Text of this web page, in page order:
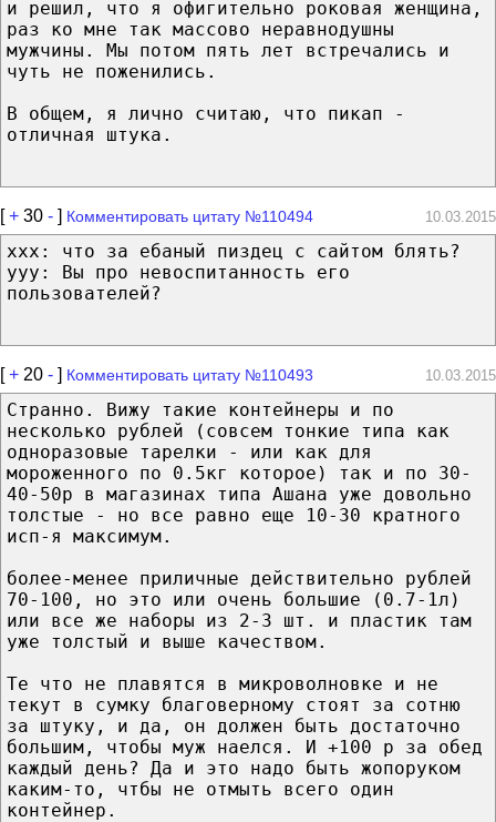
и решил, что я офигительно роковая женщина,
раз ко мне так массово неравнодушны
мужчины. Мы потом пять лет встречались и
чуть не поженились.
В общем, я лично считаю, что пикап -
отличная штука.
[+ 30 - ] Комментировать цитату №110494 10.03.2015
xxx: что за ебаный пиздец с сайтом блять?
ууу: Вы про невоспитанность его
пользователей?
[+ 20 - ] Комментировать цитату №110493 10.03.2015
Странно. Вижу такие контейнеры и по
несколько рублей (совсем тонкие типа как
одноразовые тарелки - или как для
мороженного по 0.5кг которое) так и по 30-
40-50р в магазинах типа Ашана уже довольно
толстые - но все равно еще 10-30 кратного
исп-я максимум.
более-менее приличные действительно рублей
70-100, но это или очень большие (0.7-1л)
или все же наборы из 2-3 шт. и пластик там
уже толстый и выше качеством.
Те что не плавятся в микроволновке и не
текут в сумку благоверному стоят за сотню
за штуку, и да, он должен быть достаточно
большим, чтобы муж наелся. И +100 р за обед
каждый день? Да и это надо быть жопоруком
каким-то, чтбы не отмыть всего один
контейнер.